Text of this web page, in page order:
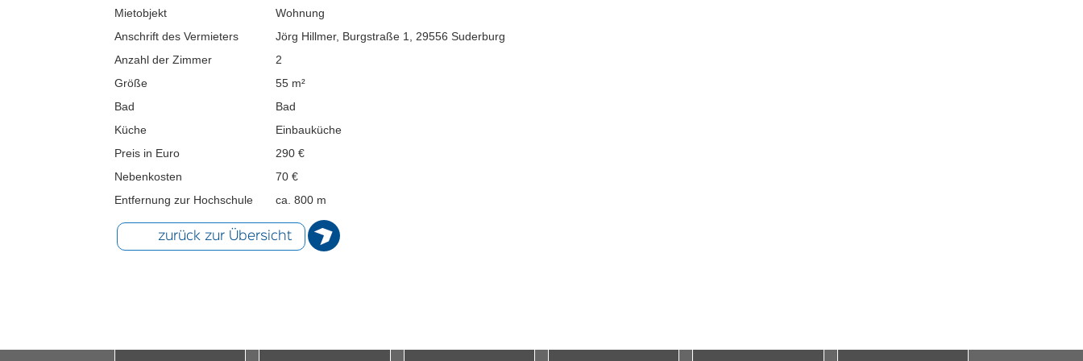
Mietobjekt
Wohnung
Anschrift des Vermieters
Jörg Hillmer, Burgstraße 1, 29556 Suderburg
Anzahl der Zimmer
2
Größe
55 m²
Bad
Bad
Küche
Einbauküche
Preis in Euro
290 €
Nebenkosten
70 €
Entfernung zur Hochschule
ca. 800 m
zurück zur Übersicht